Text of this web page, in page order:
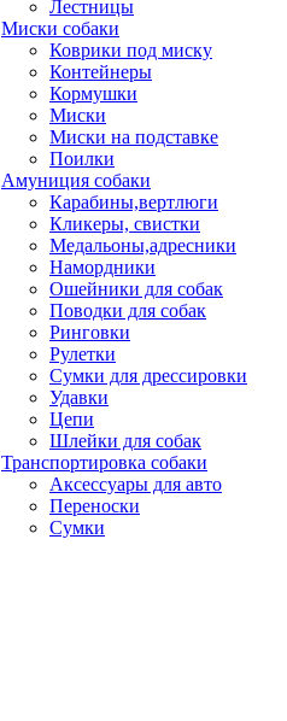
Лестницы
Миски собаки
Коврики под миску
Контейнеры
Кормушки
Миски
Миски на подставке
Поилки
Амуниция собаки
Карабины,вертлюги
Кликеры, свистки
Медальоны,адресники
Намордники
Ошейники для собак
Поводки для собак
Ринговки
Рулетки
Сумки для дрессировки
Удавки
Цепи
Шлейки для собак
Транспортировка собаки
Аксессуары для авто
Переноски
Сумки